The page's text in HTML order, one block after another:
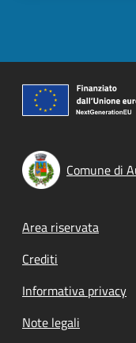
Comune di
Footer
Area riservata
Crediti
Informativa privacy
Note legali